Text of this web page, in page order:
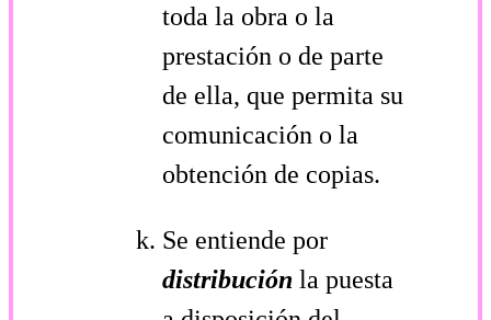
toda la obra o la
prestación o de parte
de ella, que permita su
comunicación o la
obtención de copias.
Se entiende por
distribución la puesta